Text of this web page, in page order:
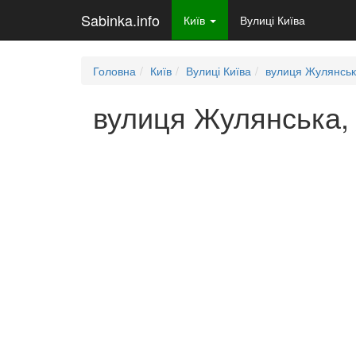
Sabinka.info Київ Вулиці Київа
Головна Київ Вулиці Київа вулиця
вулиця Жулянська,